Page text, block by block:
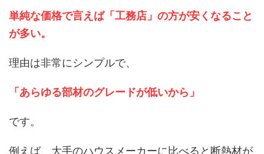
単純な価格で言えば「工務店」の方が安くなること
が多い。
理由は非常にシンプルで、
「あらゆる部材のグレードが低いから」
です。
例えば、大手のハウスメーカーに比べると断熱材が